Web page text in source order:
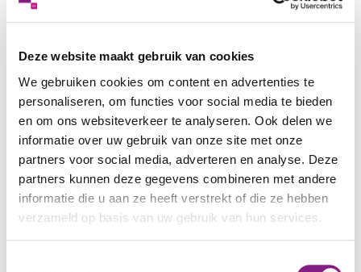
Deze website maakt gebruik van cookies
We gebruiken cookies om content en advertenties te
personaliseren, om functies voor social media te bieden
en om ons websiteverkeer te analyseren. Ook delen we
informatie over uw gebruik van onze site met onze
partners voor social media, adverteren en analyse. Deze
partners kunnen deze gegevens combineren met andere
informatie die u aan ze heeft verstrekt of die ze hebben
verzameld op basis van uw gebruik van hun services.
zorgverzekeraars, woningcorporaties en andere
verhuurders van woonruimte om
Als je een rekening niet (op tijd) betaald, word je
benaderd door iemand van het team
vroegsignalering van Tom in de buurt. We komen
bij je langs, nemen telefonisch contact met je op of
sturen een e-mail of brief. Voordat we bij je langs
komen sturen we je eerst een brief. Je mag ons
altijd vragen om legitimatie.